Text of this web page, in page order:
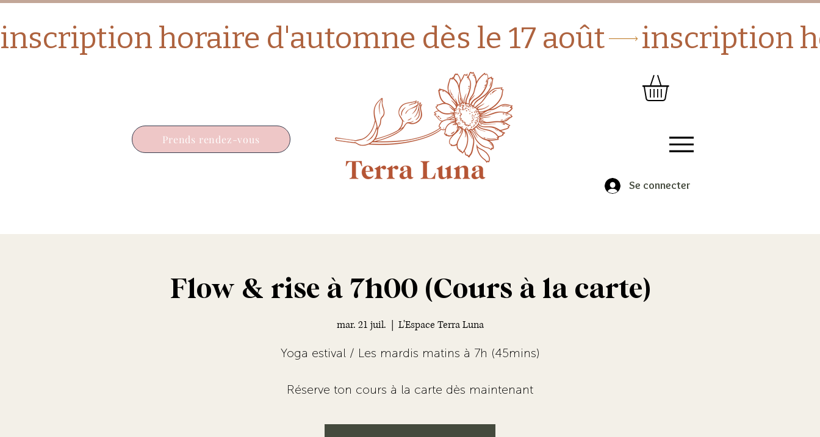
Prends rendez-vous
Se connecter
Flow & rise à 7h00 (Cours à la carte)
mar. 21 juil. L'Espace Terra Luna
Yoga estival / Les mardis matins à 7h (45mins)
Réserve ton cours à la carte dès maintenant